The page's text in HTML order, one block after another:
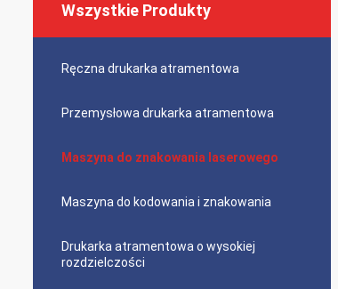
Wszystkie Produkty
Ręczna drukarka atramentowa
Przemysłowa drukarka atramentowa
Maszyna do znakowania laserowego
Maszyna do kodowania i znakowania
Drukarka atramentowa o wysokiej
rozdzielczości